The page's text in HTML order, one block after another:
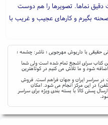
نماها. تصویرها را هم دوست
بگیرم و کارهای عجیب و غریب با
حقیقی با داریوش مهرجویی ؛ ناشر: چشمه ؛
کتاب سرای اشجع تمام شده است ولی شما
اضافه شود و ما تلاش می کنیم در کوتاهترین
در سراسر ایران و جهان فراهم است. فروش
در این مرکز انجام می شود. امکان
پستی کالا با بسته بندی ویژه برای سراسر